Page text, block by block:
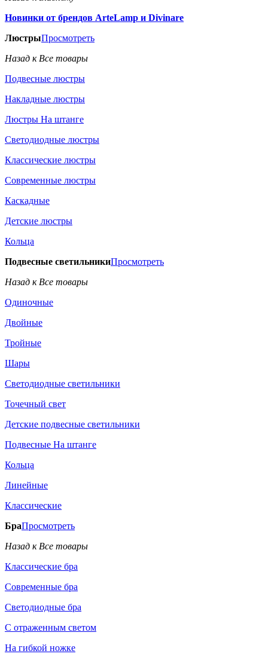
Новинки от брендов ArteLamp и Divinare
ЛюстрыПросмотреть
Назад к Все товары
Подвесные люстры
Накладные люстры
Люстры На штанге
Светодиодные люстры
Классические люстры
Современные люстры
Каскадные
Детские люстры
Кольца
Подвесные светильникиПросмотреть
Назад к Все товары
Одиночные
Двойные
Тройные
Шары
Светодиодные светильники
Точечный свет
Детские подвесные светильники
Подвесные На штанге
Кольца
Линейные
Классические
БраПросмотреть
Назад к Все товары
Классические бра
Современные бра
Светодиодные бра
С отраженным светом
На гибкой ножке